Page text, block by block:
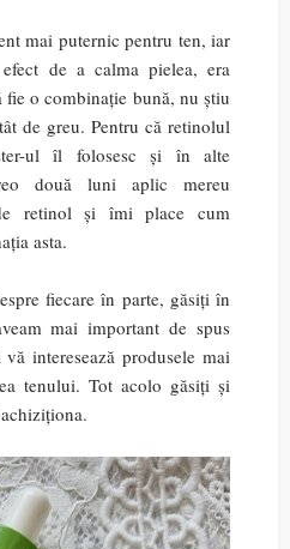
mai puternic pentru ten, iar
de a calma pielea, era
o combinație bună, nu știu
de greu. Pentru că retinolul
ul îl folosesc și în alte
două luni aplic mereu
retinol și îmi place cum
asta.
fiecare în parte, găsiți în
mai important de spus
interesează produsele mai
tenului. Tot acolo găsiți și